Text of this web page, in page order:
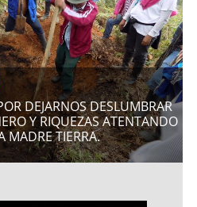
DEJARNOS DESLUMBRAR
Y RIQUEZAS ATENTANDO
MADRE TIERRA.